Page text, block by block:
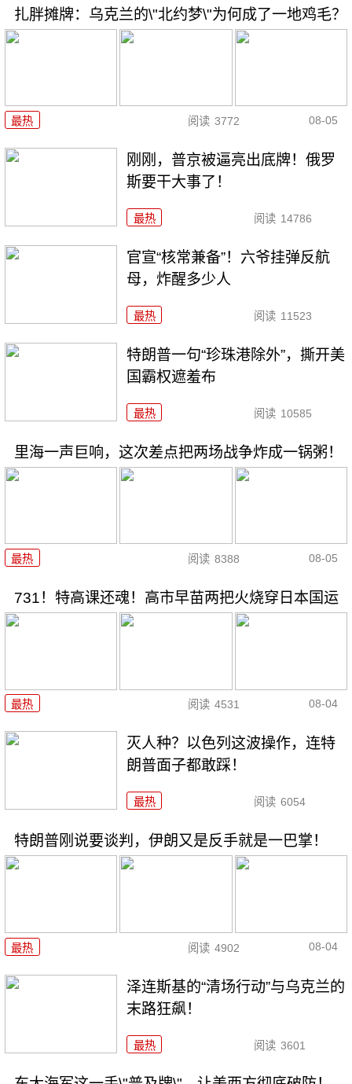
扎胖摊牌：乌克兰的\"北约梦\"为何成了一地鸡毛？
最热 阅读 3772 08-05
刚刚，普京被逼亮出底牌！俄罗
斯要干大事了！
最热 阅读 14786
官宣“核常兼备”！六爷挂弹反航
母，炸醒多少人
最热 阅读 11523
特朗普一句“珍珠港除外”，撕开美
国霸权遮羞布
最热 阅读 10585
里海一声巨响，这次差点把两场战争炸成一锅粥！
最热 阅读 8388 08-05
731！特高课还魂！高市早苗两把火烧穿日本国运
最热 阅读 4531 08-04
灭人种？以色列这波操作，连特
朗普面子都敢踩！
最热 阅读 6054
特朗普刚说要谈判，伊朗又是反手就是一巴掌！
最热 阅读 4902 08-04
泽连斯基的“清场行动”与乌克兰的
末路狂飙！
最热 阅读 3601